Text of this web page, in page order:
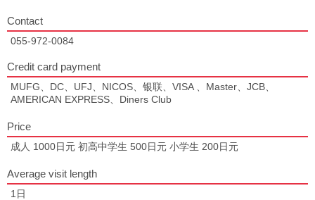
Contact
055-972-0084
Credit card payment
MUFG、DC、UFJ、NICOS、银联、VISA 、Master、JCB、
AMERICAN EXPRESS、Diners Club
Price
成人 1000日元 初高中学生 500日元 小学生 200日元
Average visit length
1日